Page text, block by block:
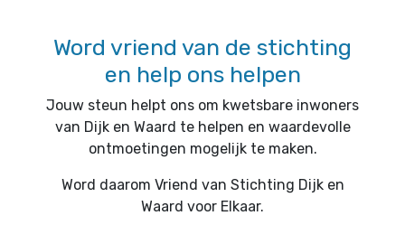
Word vriend van de stichting
en help ons helpen
Jouw steun helpt ons om kwetsbare inwoners
van Dijk en Waard te helpen en waardevolle
ontmoetingen mogelijk te maken.
Word daarom Vriend van Stichting Dijk en
Waard voor Elkaar.